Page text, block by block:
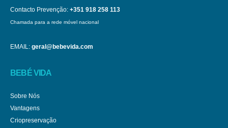
Contacto Prevenção: +351 918 258 113
Chamada para a rede móvel nacional
EMAIL: geral@bebevida.com
BEBÉ VIDA
Sobre Nós
Vantagens
Criopreservação